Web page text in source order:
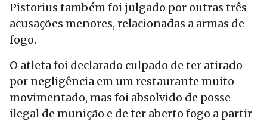
Pistorius também foi julgado por outras três
acusações menores, relacionadas a armas de
fogo.
O atleta foi declarado culpado de ter atirado
por negligência em um restaurante muito
movimentado, mas foi absolvido de posse
ilegal de munição e de ter aberto fogo a partir